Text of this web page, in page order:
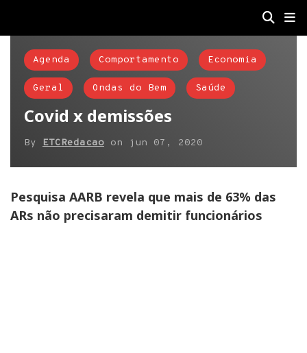
Agenda Comportamento Economia
Geral Ondas do Bem Saúde
Covid x demissões
By ETCRedacao on jun 07, 2020
Pesquisa AARB revela que mais de 63% das
ARs não precisaram demitir funcionários